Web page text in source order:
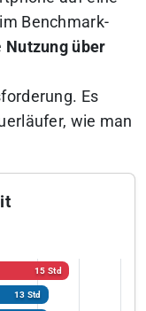
im Benchmark-
Nutzung über
Es
wie man
15 Std
13 Std